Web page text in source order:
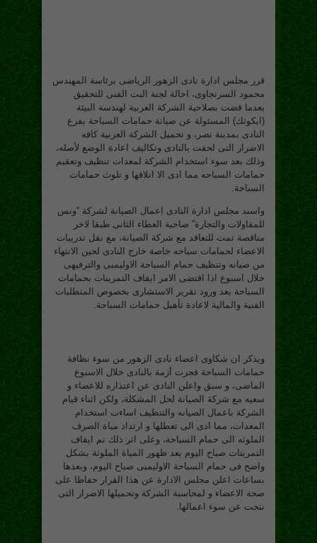
قرر مجلس ادارة نادى الزهور الرياضى برئاسة المهندس
محمود السرنجاوى، احالة لجنة البت الفنى للتحقيق
بعدما قضت بصلاحية الشركة العربية لهندسة البيئة
(ايكوتك) المسئولة عن صيانة حمامات السباحة بفرع
النادى بمدينة نصر، و تحميل الشركة العربية كافه
الاضرار التى لحقت بالنادى وتكاليف اعادة الوضع لأصله،
وذلك بعد سوء استخدام الشركة لمعدات تنظيف وتعقيم
حمامات السباحه مما ادى الا اتلافها و تلوث حمامات
السباحة.
واسند مجلس ادارة النادى اعمال الصيانة لشركة “ونس
للمقاولات والتجارة” صاحبة العطاء الثانى طبقا لاخر
مناقصة تمت للتعاقد مع شركة الصيانة، مع نقل تدريبات
الاعضاء لحمامات سباحه خاصة خارج النادى لحين الانتهاء
من صيانه وتنظيف حمام السباحة الاوليمبى والترفيهى
خلال اسبوع اذا اقتضى الامر ايقاف التمرينات بحمامات
السباحة بعد ورود تقرير الاستشارى بخصوص المتطلبات
الفنية والمالية لاعادة تأهيل حمامات السباحة.
ويذكر ان شكاوى اعضاء نادى الزهور من سوء نظافة
حمامات السباحة فجرت أزمة بالنادى خلال الاسبوع
الماضى، و سبق واعلن النادى عن اعتذاره للاعضاء و
سعيه مع شركة الصيانة لحل المشكلة، ولكن اثناء قيام
الشركة باعمال الصيانه والتنظيف اساءت استخدام
المعدات، مما ادى الى تعطلها و ارتداد مياة الصرف
الملوثه الى حمام السباحة، وعلى اثر ذلك تم ايقاف
التمرينات صباح اليوم بعد ظهور المياة الملوثة بشكل
واضح فى حمام السباحة الاوليمبى صباح اليوم، وبعدها
بساعات اعلن مجلس الادارة عن هذا القرار حفاظا على
صحة الاعضاء و لمحاسبة الشركة وتحميلها الاضرار التى
نتجت عن سوء اعمالها.